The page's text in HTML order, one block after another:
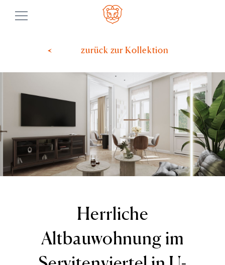
ALTBAUSANIERUNG
KOLLEKTION
ARCHIV
BONSTINGL
KONTAKT
JOBS
IMPRESSUM & DATENSCHUTZ
ANKAUFSPROFIL
Menu
zurück zur Kollektion
Herrliche
Altbauwohnung im